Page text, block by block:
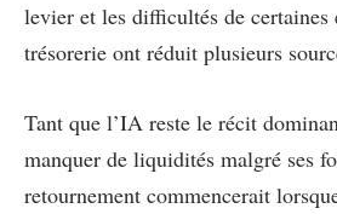
levier et les difficultés de certaines
trésorerie ont réduit plusieurs
Tant que l’IA reste le récit
manquer de liquidités malgré ses
retournement commencerait